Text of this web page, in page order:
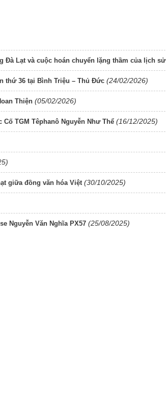
Đà Lạt và cuộc hoán chuyển lặng thầm của lịch sử
thứ 36 tại Bình Triệu – Thủ Đức (24/02/2026)
Thiện (05/02/2026)
TGM Têphanô Nguyễn Như Thể (16/12/2025)
giữa đồng văn hóa Việt (30/10/2025)
Nguyễn Văn Nghĩa PX57 (25/08/2025)